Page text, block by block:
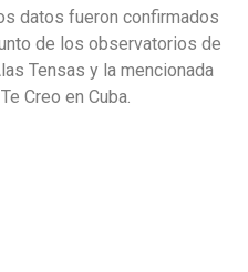
datos fueron confirmados
de los observatorios de
Tensas y la mencionada
Creo en Cuba.